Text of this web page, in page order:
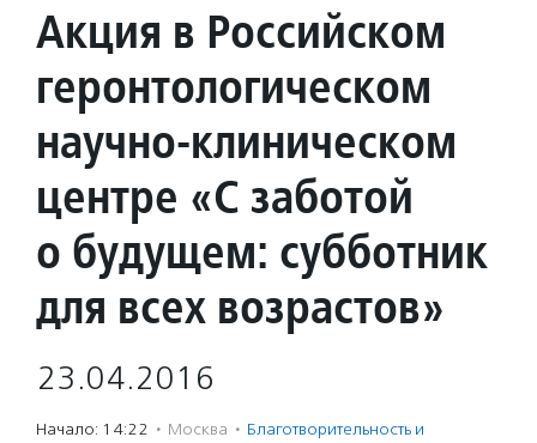
Акция в Российском
геронтологическом
научно-клиническом
центре «С заботой
о будущем: субботник
для всех возрастов»
23.04.2016
Начало: 14:22 · Москва · Благотвори­тель­ность и